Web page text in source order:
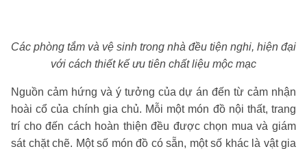
Các phòng tắm và vệ sinh trong nhà đều tiện nghi, hiện đại
với cách thiết kế ưu tiên chất liệu mộc mạc
Nguồn cảm hứng và ý tưởng của dự án đến từ cảm nhận
hoài cổ của chính gia chủ. Mỗi một món đồ nội thất, trang
trí cho đến cách hoàn thiện đều được chọn mua và giám
sát chặt chẽ. Một số món đồ có sẵn, một số khác là vật gia